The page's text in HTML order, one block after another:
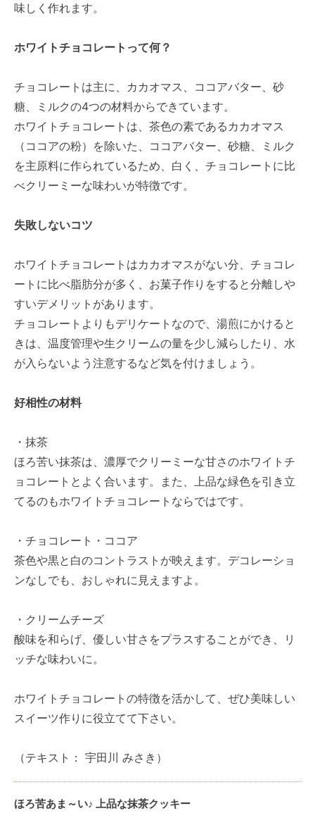
味しく作れます。
ホワイトチョコレートって何？
チョコレートは主に、カカオマス、ココアバター、砂
糖、ミルクの4つの材料からできています。
ホワイトチョコレートは、茶色の素であるカカオマス
（ココアの粉）を除いた、ココアバター、砂糖、ミルク
を主原料に作られているため、白く、チョコレートに比
べクリーミーな味わいが特徴です。
失敗しないコツ
ホワイトチョコレートはカカオマスがない分、チョコレ
ートに比べ脂肪分が多く、お菓子作りをすると分離しや
すいデメリットがあります。
チョコレートよりもデリケートなので、湯煎にかけると
きは、温度管理や生クリームの量を少し減らしたり、水
が入らないよう注意するなど気を付けましょう。
好相性の材料
・抹茶
ほろ苦い抹茶は、濃厚でクリーミーな甘さのホワイトチ
ョコレートとよく合います。また、上品な緑色を引き立
てるのもホワイトチョコレートならではです。
・チョコレート・ココア
茶色や黒と白のコントラストが映えます。デコレーショ
ンなしでも、おしゃれに見えますよ。
・クリームチーズ
酸味を和らげ、優しい甘さをプラスすることができ、リ
ッチな味わいに。
ホワイトチョコレートの特徴を活かして、ぜひ美味しい
スイーツ作りに役立てて下さい。
（テキスト： 宇田川 みさき）
ほろ苦あま～い♪ 上品な抹茶クッキー